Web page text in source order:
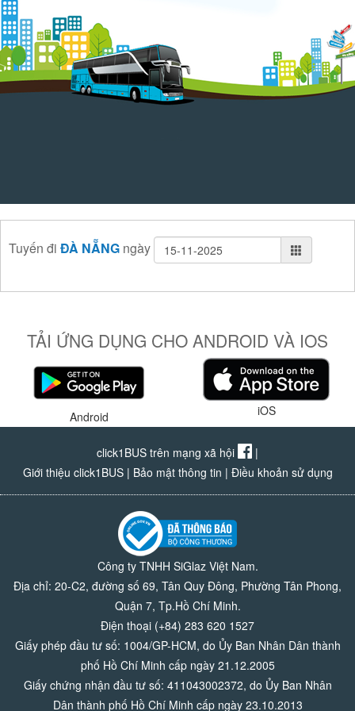
Tuyến đi ĐÀ NẴNG ngày
TẢI ỨNG DỤNG CHO ANDROID VÀ IOS
Android iOS
click1BUS trên mạng xã hội
|
Giới thiệu click1BUS| Bảo mật thông tin | Điều khoản sử dụng
Công ty TNHH SiGlaz Việt Nam.
Địa chỉ: 20-C2, đường số 69, Tân Quy Đông, Phường Tân Phong,
Quận 7, Tp.Hồ Chí Minh.
Điện thoại (+84) 283 620 1527
Giấy phép đầu tư số: 1004/GP-HCM, do Ủy Ban Nhân Dân thành
phố Hồ Chí Minh cấp ngày 21.12.2005
Giấy chứng nhận đầu tư số: 411043002372, do Ủy Ban Nhân
Dân thành phố Hồ Chí Minh cấp ngày 23.10.2013